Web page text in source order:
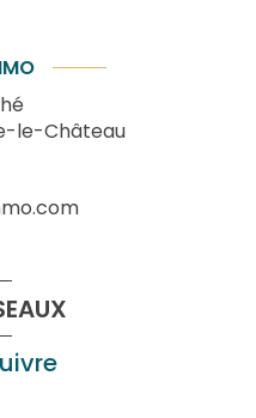
le-Château